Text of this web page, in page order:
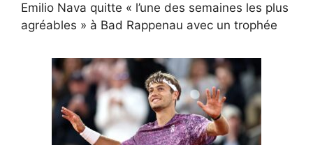
Emilio Nava quitte « l’une des semaines les plus
agréables » à Bad Rappenau avec un trophée